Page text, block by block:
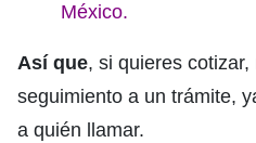
México.
Así que, si quieres
seguimiento a un trámite,
a quién llamar.